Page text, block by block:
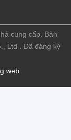
web
cung cấp. Bản
Ltd . Đã đăng ký